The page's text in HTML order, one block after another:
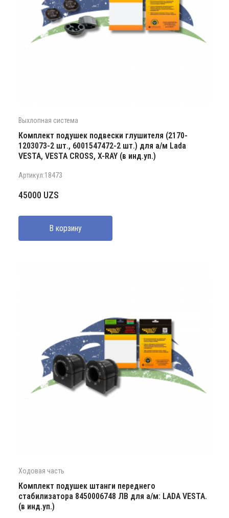
Выхлопная система
Комплект подушек подвески глушителя (2170-
1203073-2 шт., 6001547472-2 шт.) для а/м Lada
VESTA, VESTA CROSS, X-RAY (в инд.уп.)
Артикул:18473
45000 UZS
В корзину
Ходовая часть
Комплект подушек штанги переднего
стабилизатора 8450006748 ЛВ для а/м: LADA VESTA.
(в инд.уп.)